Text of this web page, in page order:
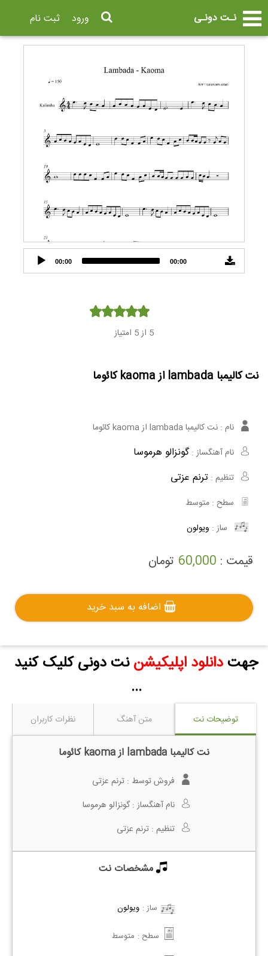
نـت دونـی ثبت نام ورود
Audio
Player
00:00 00:00
5 از 5 امتیاز
نت کالیمبا lambada از kaoma کائوما
نام : نت کالیمبا lambada از kaoma کائوما
نام آهنگساز :گونزالو هرموسا
تنظیم : ترنم عزتی
سطح : متوسط
ساز : ویولون
قیمت : 60,000 تومان
اضافه به سبد خرید
جهتدانلود اپلیکیشن نت دونی کلیک کنید
...
توضیحات نت متن آهنگ نظرات کاربران
نت کالیمبا lambada از kaoma کائوما
فروش توسط : ترنم عزتی
نام آهنگساز :گونزالو هرموسا
تنظیم : ترنم عزتی
مشخصات نت
ساز : ویولون
سطح : متوسط